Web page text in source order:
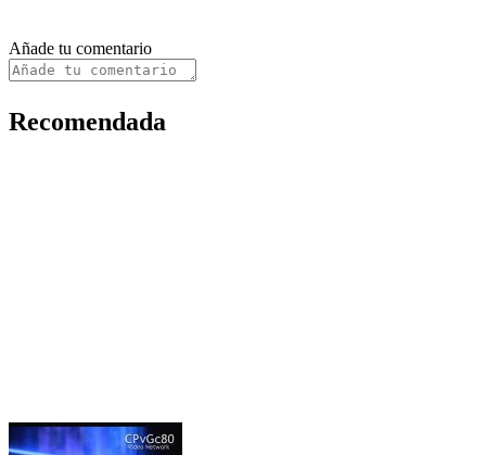
Añade tu comentario
Recomendada